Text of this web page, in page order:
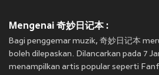
Mengenai 奇妙日记本 :
Bagi penggemar muzik, 奇妙日记本
boleh dilepaskan. Dilancarkan pada 7
menampilkan artis popular seperti